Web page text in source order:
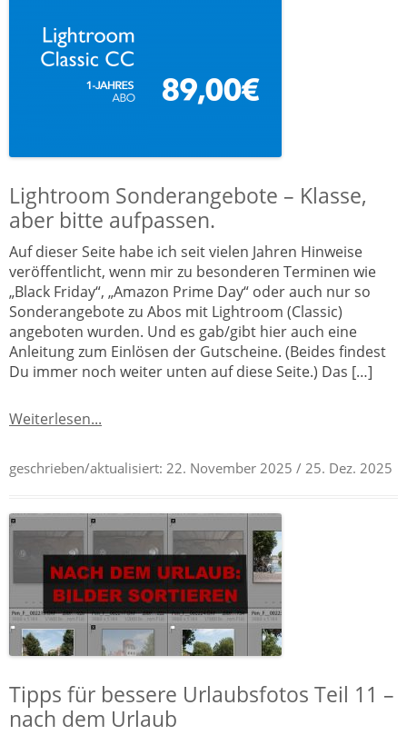
Lightroom Sonderangebote – Klasse,
aber bitte aufpassen.
Auf dieser Seite habe ich seit vielen Jahren Hinweise
veröffentlicht, wenn mir zu besonderen Terminen wie
„Black Friday“, „Amazon Prime Day“ oder auch nur so
Sonderangebote zu Abos mit Lightroom (Classic)
angeboten wurden. Und es gab/gibt hier auch eine
Anleitung zum Einlösen der Gutscheine. (Beides findest
Du immer noch weiter unten auf diese Seite.) Das […]
Weiterlesen...
geschrieben/aktualisiert: 22. November 2025 / 25. Dez. 2025
Tipps für bessere Urlaubsfotos Teil 11 –
nach dem Urlaub